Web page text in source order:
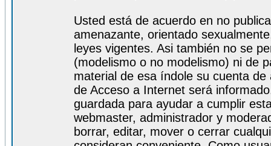
Usted está de acuerdo en no
amenazante, orientado
leyes vigentes. Asi también no se
(modelismo o no modelismo) ni de
material de esa índole su cuenta
de Acceso a Internet será
guardada para ayudar a cumplir
webmaster, administrador y
borrar, editar, mover o cerrar